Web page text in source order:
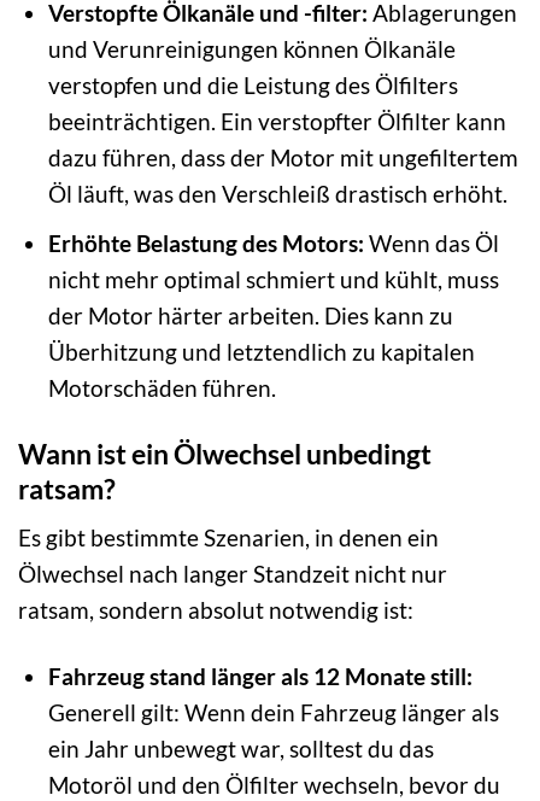
Verstopfte Ölkanäle und -filter: Ablagerungen
und Verunreinigungen können Ölkanäle
verstopfen und die Leistung des Ölfilters
beeinträchtigen. Ein verstopfter Ölfilter kann
dazu führen, dass der Motor mit ungefiltertem
Öl läuft, was den Verschleiß drastisch erhöht.
Erhöhte Belastung des Motors: Wenn das Öl
nicht mehr optimal schmiert und kühlt, muss
der Motor härter arbeiten. Dies kann zu
Überhitzung und letztendlich zu kapitalen
Motorschäden führen.
Wann ist ein Ölwechsel unbedingt
ratsam?
Es gibt bestimmte Szenarien, in denen ein
Ölwechsel nach langer Standzeit nicht nur
ratsam, sondern absolut notwendig ist:
Fahrzeug stand länger als 12 Monate still:
Generell gilt: Wenn dein Fahrzeug länger als
ein Jahr unbewegt war, solltest du das
Motoröl und den Ölfilter wechseln, bevor du